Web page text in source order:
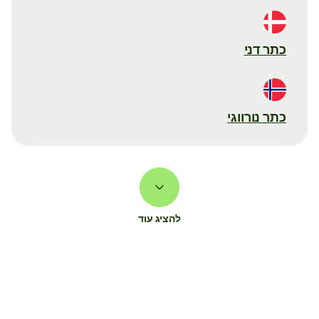
כתר דני
כתר נורווגי
להציג עוד